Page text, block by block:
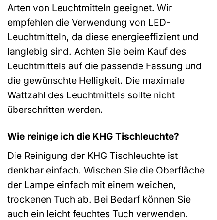
Arten von Leuchtmitteln geeignet. Wir
empfehlen die Verwendung von LED-
Leuchtmitteln, da diese energieeffizient und
langlebig sind. Achten Sie beim Kauf des
Leuchtmittels auf die passende Fassung und
die gewünschte Helligkeit. Die maximale
Wattzahl des Leuchtmittels sollte nicht
überschritten werden.
Wie reinige ich die KHG Tischleuchte?
Die Reinigung der KHG Tischleuchte ist
denkbar einfach. Wischen Sie die Oberfläche
der Lampe einfach mit einem weichen,
trockenen Tuch ab. Bei Bedarf können Sie
auch ein leicht feuchtes Tuch verwenden.